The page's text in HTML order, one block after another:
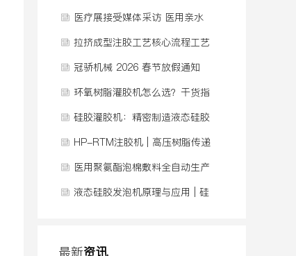
气泡
医疗展接受媒体采访 医用亲水
聚氨酯泡棉敷料发泡机
拉挤成型注胶工艺核心流程工艺
视频
冠骄机械 2026 春节放假通知
环氧树脂灌胶机怎么选？干货指
南避坑，看完就懂！
硅胶灌胶机：精密制造液态硅胶
实体娃娃的核心设备
HP-RTM注胶机 | 高压树脂传递
模塑解决方案
医用聚氨酯泡棉敷料全自动生产
线 | 连续供料发泡+涂布复合
液态硅胶发泡机原理与应用 | 硅
最新资讯